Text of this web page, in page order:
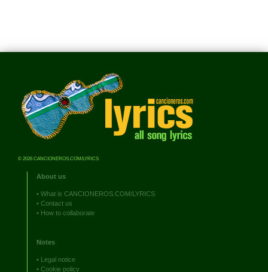
© 2026 CANCIONEROS.COM/LYRICS
About us
• What is CANCIONEROS.COM/LYRICS
• Contact us
• How to collaborate
Notes
• Legal notice
• Cookie policy